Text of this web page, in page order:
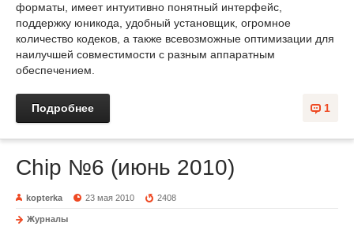
форматы, имеет интуитивно понятный интерфейс,
поддержку юникода, удобный установщик, огромное
количество кодеков, а также всевозможные оптимизации для
наилучшей совместимости с разным аппаратным
обеспечением.
1
Подробнее
Chip №6 (июнь 2010)
kopterka 23 мая 2010 2408
Журналы